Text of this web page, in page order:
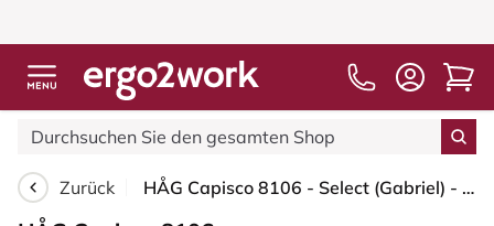
Zurück HÅG Capisco 8106 - Select (Gabriel) - Wolle / Polyamid - SC61184 - Light brown - Moss Grey - 200 mm (Sitzhöhe 46-64cm) - Weiche Rollen für harte Böden